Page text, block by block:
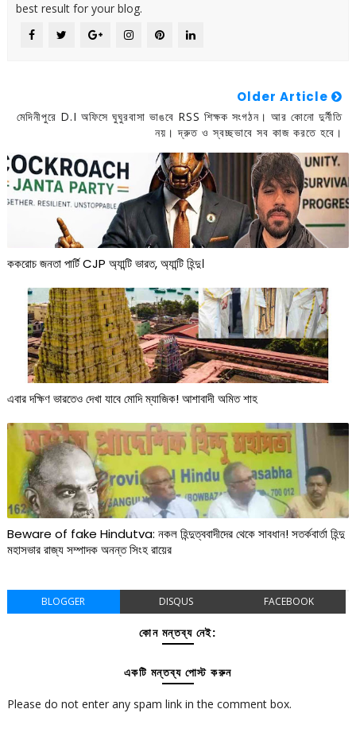
best result for your blog.
Older Article
মেদিনীপুরে D.I অফিসে ঘুঘুরবাসা ভাঙবে RSS শিক্ষক সংগঠন। আর কোনো দুর্নীতি
নয়। দ্রুত ও স্বচ্ছভাবে সব কাজ করতে হবে।
ককরোচ জনতা পার্টি CJP অ্যান্টি ভারত, অ্যান্টি হিন্দু।
এবার দক্ষিণ ভারতেও দেখা যাবে মোদি ম্যাজিক! আশাবাদী অমিত শাহ
Beware of fake Hindutva: নকল হিন্দুত্ববাদীদের থেকে সাবধান! সতর্কবার্তা হিন্দু
মহাসভার রাজ্য সম্পাদক অনন্ত সিংহ রায়ের
BLOGGER DISQUS FACEBOOK
কোন মন্তব্য নেই:
একটি মন্তব্য পোস্ট করুন
Please do not enter any spam link in the comment box.